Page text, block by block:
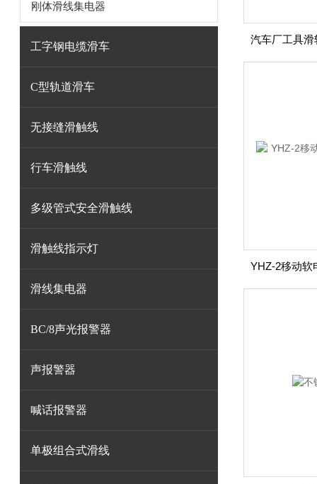
刚体滑线集电器
工字钢电缆滑车
C型轨道滑车
无接缝滑触线
行车滑触线
多级管式安全滑触线
滑触线指示灯
滑线集电器
BC/8声光报警器
声报警器
喊话报警器
单极组合式滑线